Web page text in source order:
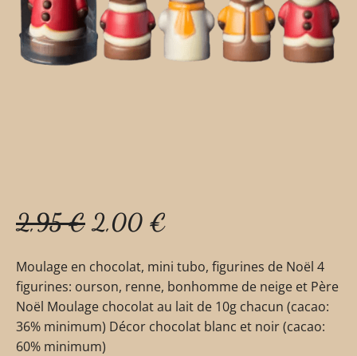
2,95€ 2,00 €
Moulage en chocolat, mini tubo, figurines de Noël 4
figurines: ourson, renne, bonhomme de neige et Père
Noël Moulage chocolat au lait de 10g chacun (cacao:
36% minimum) Décor chocolat blanc et noir (cacao:
60% minimum)